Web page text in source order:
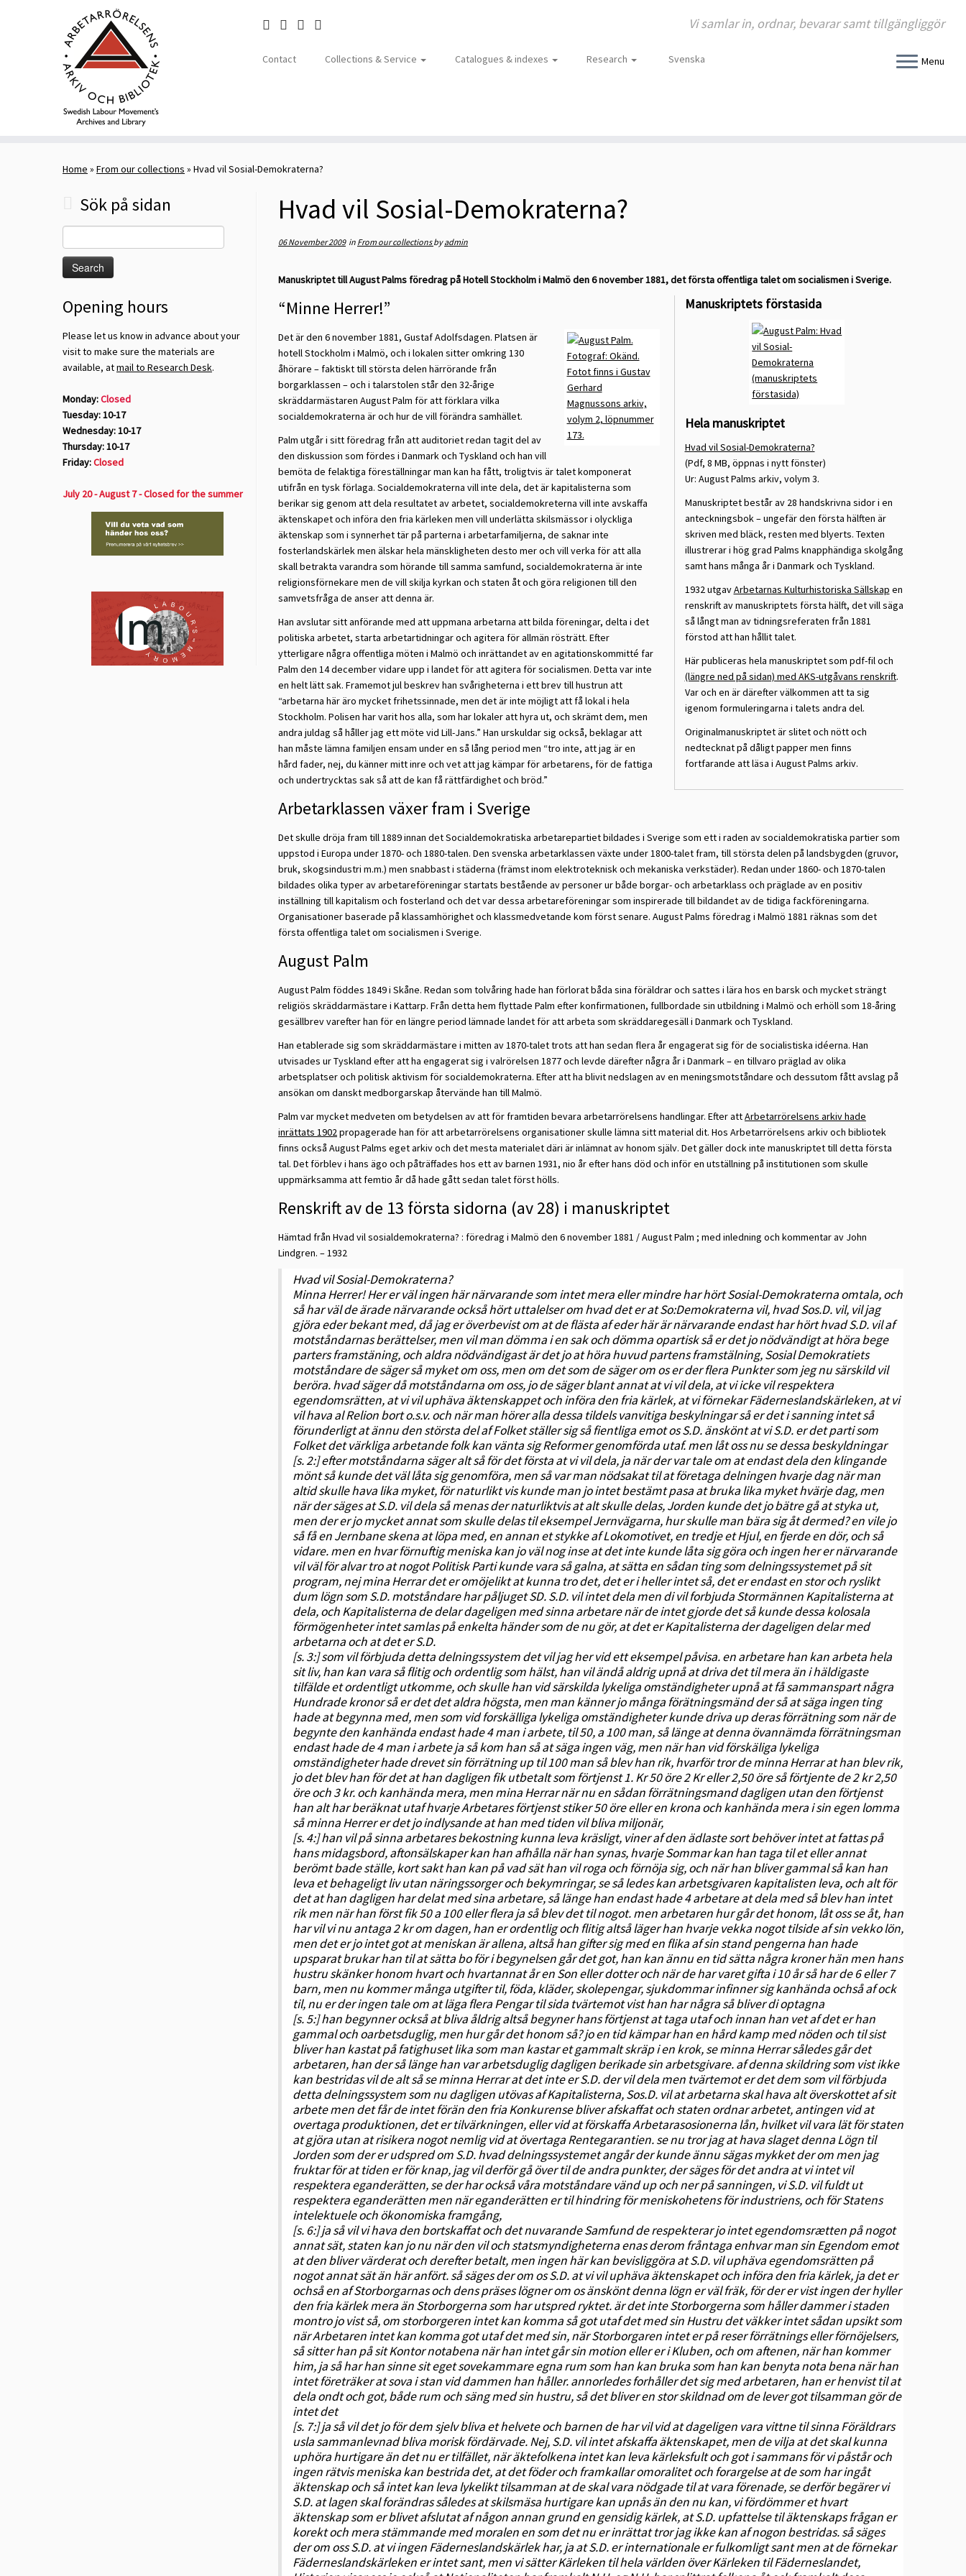
Vi samlar in, ordnar, bevarar samt tillgängliggör
Menu
Contact Collections & Service Catalogues & indexes Research Svenska
Home » From our collections » Hvad vil Sosial-Demokraterna?
Sök på sidan
for:
Opening hours
Please let us know in advance about your
visit to make sure the materials are
available, atmail to Research Desk.
Monday:Closed
Tuesday: 10-17
Wednesday: 10-17
Thursday: 10-17
Friday:Closed
July 20 - August 7 - Closed for the summer
Hvad vil Sosial-Demokraterna?
06 November 2009in From our collectionsbyadmin
Manuskriptet till August Palms föredrag på Hotell Stockholm i Malmö den 6 november 1881, det första offentliga talet om socialismen i Sverige.
Manuskriptets förstasida
Hela manuskriptet
Hvad vil Sosial-Demokraterna?
(Pdf, 8 MB, öppnas i nytt fönster)
Ur: August Palms arkiv, volym 3.
Manuskriptet består av 28 handskrivna sidor i en
anteckningsbok – ungefär den första hälften är
skriven med bläck, resten med blyerts. Texten
illustrerar i hög grad Palms knapphändiga skolgång
samt hans många år i Danmark och Tyskland.
1932 utgavArbetarnas Kulturhistoriska Sällskap en
renskrift av manuskriptets första hälft, det vill säga
så långt man av tidningsreferaten från 1881
förstod att han hållit talet.
Här publiceras hela manuskriptet som pdf-fil och
(längre ned på sidan) med AKS-utgåvans renskrift.
Var och en är därefter välkommen att ta sig
igenom formuleringarna i talets andra del.
Originalmanuskriptet är slitet och nött och
nedtecknat på dåligt papper men finns
fortfarande att läsa i August Palms arkiv.
“Minne Herrer!”
Det är den 6 november 1881, Gustaf Adolfsdagen. Platsen är
hotell Stockholm i Malmö, och i lokalen sitter omkring 130
åhörare – faktiskt till största delen härrörande från
borgarklassen – och i talarstolen står den 32-årige
skräddarmästaren August Palm för att förklara vilka
socialdemokraterna är och hur de vill förändra samhället.
Palm utgår i sitt föredrag från att auditoriet redan tagit del av
den diskussion som fördes i Danmark och Tyskland och han vill
bemöta de felaktiga föreställningar man kan ha fått, troligtvis är talet komponerat
utifrån en tysk förlaga. Socialdemokraterna vill inte dela, det är kapitalisterna som
berikar sig genom att dela resultatet av arbetet, socialdemokreterna vill inte avskaffa
äktenskapet och införa den fria kärleken men vill underlätta skilsmässor i olyckliga
äktenskap som i synnerhet tär på parterna i arbetarfamiljerna, de saknar inte
fosterlandskärlek men älskar hela mänskligheten desto mer och vill verka för att alla
skall betrakta varandra som hörande till samma samfund, socialdemokraterna är inte
religionsförnekare men de vill skilja kyrkan och staten åt och göra religionen till den
samvetsfråga de anser att denna är.
Han avslutar sitt anförande med att uppmana arbetarna att bilda föreningar, delta i det
politiska arbetet, starta arbetartidningar och agitera för allmän rösträtt. Efter
ytterligare några offentliga möten i Malmö och inrättandet av en agitationskommitté far
Palm den 14 december vidare upp i landet för att agitera för socialismen. Detta var inte
en helt lätt sak. Framemot jul beskrev han svårigheterna i ett brev till hustrun att
“arbetarna här äro mycket frihetssinnade, men det är inte möjligt att få lokal i hela
Stockholm. Polisen har varit hos alla, som har lokaler att hyra ut, och skrämt dem, men
andra juldag så håller jag ett möte vid Lill-Jans.” Han urskuldar sig också, beklagar att
han måste lämna familjen ensam under en så lång period men “tro inte, att jag är en
hård fader, nej, du känner mitt inre och vet att jag kämpar för arbetarens, för de fattiga
och undertrycktas sak så att de kan få rättfärdighet och bröd.”
Arbetarklassen växer fram i Sverige
Det skulle dröja fram till 1889 innan det Socialdemokratiska arbetarepartiet bildades i Sverige som ett i raden av socialdemokratiska partier som
uppstod i Europa under 1870- och 1880-talen. Den svenska arbetarklassen växte under 1800-talet fram, till största delen på landsbygden (gruvor,
bruk, skogsindustri m.m.) men snabbast i städerna (främst inom elektroteknisk och mekaniska verkstäder). Redan under 1860- och 1870-talen
bildades olika typer av arbetareföreningar startats bestående av personer ur både borgar- och arbetarklass och präglade av en positiv
inställning till kapitalism och fosterland och det var dessa arbetareföreningar som inspirerade till bildandet av de tidiga fackföreningarna.
Organisationer baserade på klassamhörighet och klassmedvetande kom först senare. August Palms föredrag i Malmö 1881 räknas som det
första offentliga talet om socialismen i Sverige.
August Palm
August Palm föddes 1849 i Skåne. Redan som tolvåring hade han förlorat båda sina föräldrar och sattes i lära hos en barsk och mycket strängt
religiös skräddarmästare i Kattarp. Från detta hem flyttade Palm efter konfirmationen, fullbordade sin utbildning i Malmö och erhöll som 18-åring
gesällbrev varefter han för en längre period lämnade landet för att arbeta som skräddaregesäll i Danmark och Tyskland.
Han etablerade sig som skräddarmästare i mitten av 1870-talet trots att han sedan flera år engagerat sig för de socialistiska idéerna. Han
utvisades ur Tyskland efter att ha engagerat sig i valrörelsen 1877 och levde därefter några år i Danmark – en tillvaro präglad av olika
arbetsplatser och politisk aktivism för socialdemokraterna. Efter att ha blivit nedslagen av en meningsmotståndare och dessutom fått avslag på
ansökan om danskt medborgarskap återvände han till Malmö.
Palm var mycket medveten om betydelsen av att för framtiden bevara arbetarrörelsens handlingar. Efter attArbetarrörelsens arkiv hade
inrättats 1902propagerade han för att arbetarrörelsens organisationer skulle lämna sitt material dit. Hos Arbetarrörelsens arkiv och bibliotek
finns också August Palms eget arkiv och det mesta materialet däri är inlämnat av honom själv. Det gäller dock inte manuskriptet till detta första
tal. Det förblev i hans ägo och påträffades hos ett av barnen 1931, nio år efter hans död och inför en utställning på institutionen som skulle
uppmärksamma att femtio år då hade gått sedan talet först hölls.
Renskrift av de 13 första sidorna (av 28) i manuskriptet
Hämtad från Hvad vil sosialdemokraterna? : föredrag i Malmö den 6 november 1881 / August Palm ; med inledning och kommentar av John
Lindgren. – 1932
Hvad vil Sosial-Demokraterna?
Minna Herrer! Her er väl ingen här närvarande som intet mera eller mindre har hört Sosial-Demokraterna omtala, och
så har väl de ärade närvarande också hört uttalelser om hvad det er at So:Demokraterna vil, hvad Sos.D. vil, vil jag
gjöra eder bekant med, då jag er överbevist om at de flästa af eder här är närvarande endast har hört hvad S.D. vil af
motståndarnas berättelser, men vil man dömma i en sak och dömma opartisk så er det jo nödvändigt at höra bege
parters framstäning, och aldra nödvändigast är det jo at höra huvud partens framstälning, Sosial Demokratiets
motståndare de säger så myket om oss, men om det som de säger om os er der flera Punkter som jeg nu särskild vil
beröra. hvad säger då motståndarna om oss, jo de säger blant annat at vi vil dela, at vi icke vil respektera
egendomsrätten, at vi vil uphäva äktenskappet och införa den fria kärlek, at vi förnekar Fäderneslandskärleken, at vi
vil hava al Relion bort o.s.v. och när man hörer alla dessa tildels vanvitiga beskylningar så er det i sanning intet så
förunderligt at ännu den största del af Folket ställer sig så fientliga emot os S.D. änskönt at vi S.D. er det parti som
Folket det värkliga arbetande folk kan vänta sig Reformer genomförda utaf. men låt oss nu se dessa beskyldningar
[s. 2:] efter motståndarna säger alt så för det första at vi vil dela, ja när der var tale om at endast dela den klingande
mönt så kunde det väl låta sig genomföra, men så var man nödsakat til at företaga delningen hvarje dag när man
altid skulle hava lika myket, för naturlikt vis kunde man jo intet bestämt pasa at bruka lika myket hvärje dag, men
när der säges at S.D. vil dela så menas der naturliktvis at alt skulle delas, Jorden kunde det jo bätre gå at styka ut,
men der er jo mycket annat som skulle delas til eksempel Jernvägarna, hur skulle man bära sig åt dermed? en vile jo
så få en Jernbane skena at löpa med, en annan et stykke af Lokomotivet, en tredje et Hjul, en fjerde en dör, och så
vidare. men en hvar förnuftig meniska kan jo väl nog inse at det inte kunde låta sig göra och ingen her er närvarande
vil väl för alvar tro at nogot Politisk Parti kunde vara så galna, at sätta en sådan ting som delningssystemet på sit
program, nej mina Herrar det er omöjelikt at kunna tro det, det er i heller intet så, det er endast en stor och ryslikt
dum lögn som S.D. motståndare har påljuget SD. S.D. vil intet dela men di vil forbjuda Stormännen Kapitalisterna at
dela, och Kapitalisterna de delar dageligen med sinna arbetare när de intet gjorde det så kunde dessa kolosala
förmögenheter intet samlas på enkelta händer som de nu gör, at det er Kapitalisterna der dageligen delar med
arbetarna och at det er S.D.
[s. 3:] som vil förbjuda detta delningssystem det vil jag her vid ett eksempel påvisa. en arbetare han kan arbeta hela
sit liv, han kan vara så flitig och ordentlig som hälst, han vil ändå aldrig upnå at driva det til mera än i häldigaste
tilfälde et ordentligt utkomme, och skulle han vid särskilda lykeliga omständigheter upnå at få sammanspart några
Hundrade kronor så er det det aldra högsta, men man känner jo många förätningsmänd der så at säga ingen ting
hade at begynna med, men som vid forskälliga lykeliga omständigheter kunde driva up deras förrätning som när de
begynte den kanhända endast hade 4 man i arbete, til 50, a 100 man, så länge at denna övannämda förrätningsman
endast hade de 4 man i arbete ja så kom han så at säga ingen väg, men när han vid förskäliga lykeliga
omständigheter hade drevet sin förrätning up til 100 man så blev han rik, hvarför tror de minna Herrar at han blev rik,
jo det blev han för det at han dagligen fik utbetalt som förtjenst 1. Kr 50 öre 2 Kr eller 2,50 öre så förtjente de 2 kr 2,50
öre och 3 kr. och kanhända mera, men mina Herrar när nu en sådan förrätningsmand dagligen utan den förtjenst
han alt har beräknat utaf hvarje Arbetares förtjenst stiker 50 öre eller en krona och kanhända mera i sin egen lomma
så minna Herrer er det jo indlysande at han med tiden vil bliva miljonär,
[s. 4:] han vil på sinna arbetares bekostning kunna leva kräsligt, viner af den ädlaste sort behöver intet at fattas på
hans midagsbord, aftonsälskaper kan han afhålla när han synas, hvarje Sommar kan han taga til et eller annat
berömt bade ställe, kort sakt han kan på vad sät han vil roga och förnöja sig, och när han bliver gammal så kan han
leva et behageligt liv utan näringssorger och bekymringar, se så ledes kan arbetsgivaren kapitalisten leva, och alt för
det at han dagligen har delat med sina arbetare, så länge han endast hade 4 arbetare at dela med så blev han intet
rik men när han först fik 50 a 100 eller flera ja så blev det til nogot. men arbetaren hur går det honom, låt oss se åt, han
har vil vi nu antaga 2 kr om dagen, han er ordentlig och flitig altså läger han hvarje vekka nogot tilside af sin vekko lön,
men det er jo intet got at meniskan är allena, altså han gifter sig med en flika af sin stand pengerna han hade
upsparat brukar han til at sätta bo för i begynelsen går det got, han kan ännu en tid sätta några kroner hän men hans
hustru skänker honom hvart och hvartannat år en Son eller dotter och när de har varet gifta i 10 år så har de 6 eller 7
barn, men nu kommer många utgifter til, föda, kläder, skolepengar, sjukdommar infinner sig kanhända ochså af ock
til, nu er der ingen tale om at läga flera Pengar til sida tvärtemot vist han har några så bliver di optagna
[s. 5:] han begynner också at bliva åldrig altså begyner hans förtjenst at taga utaf och innan han vet af det er han
gammal och oarbetsduglig, men hur går det honom så? jo en tid kämpar han en hård kamp med nöden och til sist
bliver han kastat på fatighuset lika som man kastar et gammalt skräp i en krok, se minna Herrar således går det
arbetaren, han der så länge han var arbetsduglig dagligen berikade sin arbetsgivare. af denna skildring som vist ikke
kan bestridas vil de alt så se minna Herrar at det inte er S.D. der vil dela men tvärtemot er det dem som vil förbjuda
detta delningssystem som nu dagligen utövas af Kapitalisterna, Sos.D. vil at arbetarna skal hava alt överskottet af sit
arbete men det får de intet förän den fria Konkurense bliver afskaffat och staten ordnar arbetet, antingen vid at
overtaga produktionen, det er tilvärkningen, eller vid at förskaffa Arbetarasosionerna lån, hvilket vil vara lät för staten
at gjöra utan at risikera nogot nemlig vid at övertaga Rentegarantien. se nu tror jag at hava slaget denna Lögn til
Jorden som der er udspred om S.D. hvad delningssystemet angår der kunde ännu sägas mykket der om men jag
fruktar för at tiden er för knap, jag vil derför gå över til de andra punkter, der säges för det andra at vi intet vil
respektera eganderätten, se der har också våra motståndare vänd up och ner på sanningen, vi S.D. vil fuldt ut
respektera eganderätten men när eganderätten er til hindring för meniskohetens för industriens, och för Statens
intelektuele och ökonomiska framgång,
[s. 6:] ja så vil vi hava den bortskaffat och det nuvarande Samfund de respekterar jo intet egendomsrætten på nogot
annat sät, staten kan jo nu när den vil och statsmyndigheterna enas derom fråntaga enhvar man sin Egendom emot
at den bliver värderat och derefter betalt, men ingen här kan bevisliggöra at S.D. vil uphäva egendomsrätten på
nogot annat sät än här anfört. så säges der om os S.D. at vi vil uphäva äktenskapet och införa den fria kärlek, ja det er
ochså en af Storborgarnas och dens präses lögner om os änskönt denna lögn er väl fräk, för der er vist ingen der hyller
den fria kärlek mera än Storborgerna som har utspred ryktet. är det inte Storborgerna som håller dammer i staden
montro jo vist så, om storborgeren intet kan komma så got utaf det med sin Hustru det väkker intet sådan upsikt som
när Arbetaren intet kan komma got utaf det med sin, när Storborgaren intet er på reser förrätnings eller förnöjelsers,
så sitter han på sit Kontor notabena när han intet går sin motion eller er i Kluben, och om aftenen, när han kommer
him, ja så har han sinne sit eget sovekammare egna rum som han kan bruka som han kan benyta nota bena när han
intet företräker at sova i stan vid dammen han håller. annorledes forhåller det sig med arbetaren, han er henvist til at
dela ondt och got, både rum och säng med sin hustru, så det bliver en stor skildnad om de lever got tilsamman gör de
intet det
[s. 7:] ja så vil det jo för dem sjelv bliva et helvete och barnen de har vil vid at dageligen vara vittne til sinna Föräldrars
usla sammanlevnad bliva morisk fördärvade. Nej, S.D. vil intet afskaffa äktenskapet, men de vilja at det skal kunna
uphöra hurtigare än det nu er tilfället, när äktefolkena intet kan leva kärleksfult och got i sammans för vi påstår och
ingen rätvis meniska kan bestrida det, at det föder och framkallar omoralitet och forargelse at de som har ingåt
äktenskap och så intet kan leva lykelikt tilsamman at de skal vara nödgade til at vara förenade, se derför begärer vi
S.D. at lagen skal forändras således at skilsmäsa hurtigare kan upnås än den nu kan, vi fördömmer et hvart
äktenskap som er blivet afslutat af någon annan grund en gensidig kärlek, at S.D. upfattelse til äktenskaps frågan er
korekt och mera stämmande med moralen en som det nu er inrättat tror jag ikke kan af nogon bestridas. så säges
der om oss S.D. at vi ingen Fäderneslandskärlek har, ja at S.D. er internationale er fulkomligt sant men at de förnekar
Fäderneslandskärleken er intet sant, men vi sätter Kärleken til hela världen över Kärleken til Fäderneslandet,